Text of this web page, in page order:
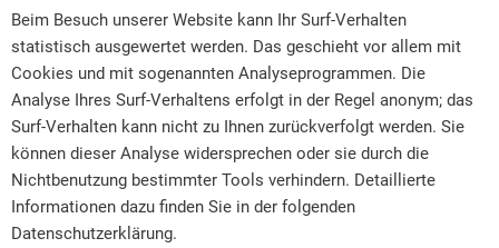
Beim Besuch unserer Website kann Ihr Surf-Verhalten
statistisch ausgewertet werden. Das geschieht vor allem mit
Cookies und mit sogenannten Analyseprogrammen. Die
Analyse Ihres Surf-Verhaltens erfolgt in der Regel anonym; das
Surf-Verhalten kann nicht zu Ihnen zurückverfolgt werden. Sie
können dieser Analyse widersprechen oder sie durch die
Nichtbenutzung bestimmter Tools verhindern. Detaillierte
Informationen dazu finden Sie in der folgenden
Datenschutzerklärung.